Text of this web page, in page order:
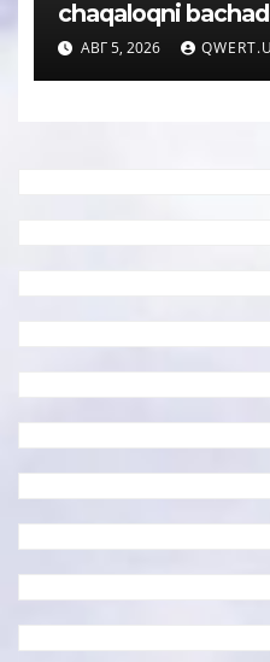
chaqaloqni
operatsiya qildi
АВГ 5, 2026